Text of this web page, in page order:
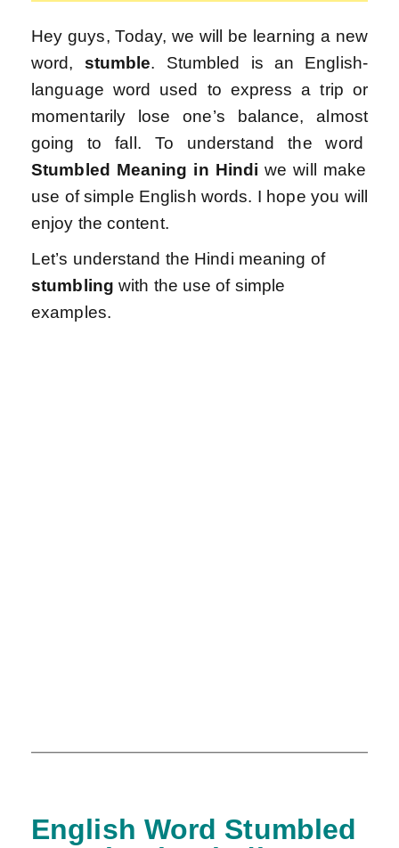
Hey guys, Today, we will be learning a new
word, stumble. Stumbled is an English-
language word used to express a trip or
momentarily lose one’s balance, almost
going to fall. To understand the word
Stumbled Meaning in Hindi we will make
use of simple English words. I hope you will
enjoy the content.
Let’s understand the Hindi meaning of
stumbling with the use of simple
examples.
English Word Stumbled